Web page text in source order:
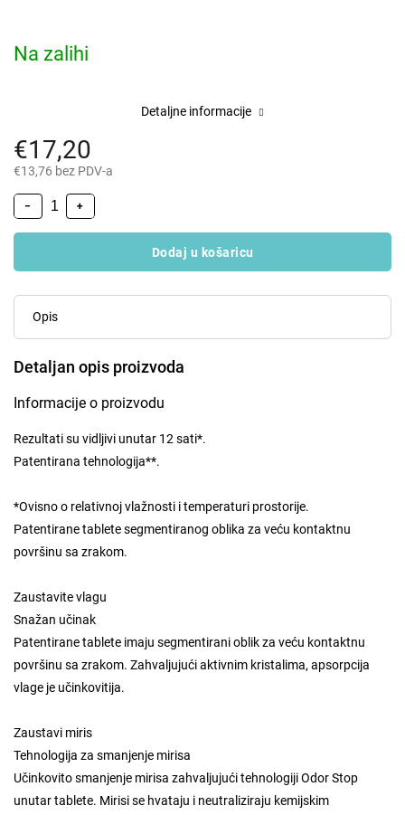
€17,20
€13,76 bez PDV-a
Na zalihi
+
−
Dodaj u košaricu
Detaljne informacije
Opis
Detaljan opis proizvoda
Informacije o proizvodu
Rezultati su vidljivi unutar 12 sati*.
Patentirana tehnologija**.
*Ovisno o relativnoj vlažnosti i temperaturi prostorije.
Patentirane tablete segmentiranog oblika za veću kontaktnu
površinu sa zrakom.
Zaustavite vlagu
Snažan učinak
Patentirane tablete imaju segmentirani oblik za veću kontaktnu
površinu sa zrakom. Zahvaljujući aktivnim kristalima, apsorpcija
vlage je učinkovitija.
Zaustavi miris
Tehnologija za smanjenje mirisa
Učinkovito smanjenje mirisa zahvaljujući tehnologiji Odor Stop
unutar tablete. Mirisi se hvataju i neutraliziraju kemijskim